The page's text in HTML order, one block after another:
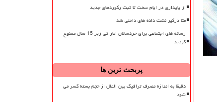
از پایداری در ایام سخت تا ثبت رکوردهای جدید
متا درگیر نشت داده های داخلی شد
رسانه های اجتماعی برای خردسالان اماراتی زیر 15 سال ممنوع
گردید
پربحث ترین ها
دقیقا به اندازه مصرف ترافیک بین الملل از حجم بسته کسر می
شود